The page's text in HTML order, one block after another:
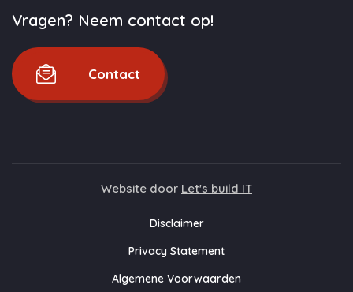
Vragen? Neem contact op!
Contact
Website door Let's build IT
Disclaimer
Privacy Statement
Algemene Voorwaarden